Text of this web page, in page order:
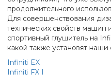
продолжительного
Для совершенствования
технических свойств машин
спортивный глушитель на
какой также установят наши
Infiniti EX
Infiniti FX I